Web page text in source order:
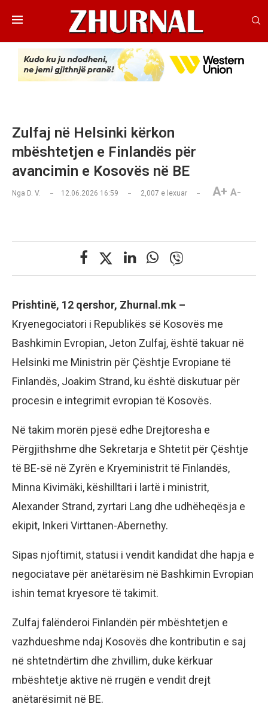
Zulfaj në Helsinki kërkon
mbështetjen e Finlandës për
avancimin e Kosovës në BE
Nga D. V. 12.06.2026 16:59 2,007 e lexuar A+ A-
Prishtinë, 12 qershor, Zhurnal.mk –
Kryenegociatori i Republikës së Kosovës me
Bashkimin Evropian, Jeton Zulfaj, është takuar në
Helsinki me Ministrin për Çështje Evropiane të
Finlandës, Joakim Strand, ku është diskutuar për
procesin e integrimit evropian të Kosovës.
Në takim morën pjesë edhe Drejtoresha e
Përgjithshme dhe Sekretarja e Shtetit për Çështje
të BE-së në Zyrën e Kryeministrit të Finlandës,
Minna Kivimäki, këshilltari i lartë i ministrit,
Alexander Strand, zyrtari Lang dhe udhëheqësja e
ekipit, Inkeri Virttanen-Abernethy.
Sipas njoftimit, statusi i vendit kandidat dhe hapja e
negociatave për anëtarësim në Bashkimin Evropian
ishin temat kryesore të takimit.
Zulfaj falënderoi Finlandën për mbështetjen e
vazhdueshme ndaj Kosovës dhe kontributin e saj
në shtetndërtim dhe zhvillim, duke kërkuar
mbështetje aktive në rrugën e vendit drejt
anëtarësimit në BE.